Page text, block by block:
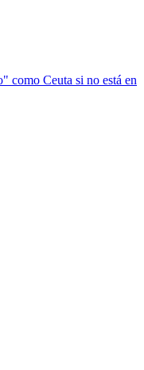
como Ceuta si no está en